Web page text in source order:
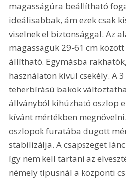
magasságúra beállítható
ideálisabbak, ám ezek csak
viselnek el biztonsággal. Az
magasságuk 29-61 cm
állítható. Egymásba
használaton kívül csekély. A
teherbírású bakok
állványból kihúzható oszlop
kívánt mértékben
oszlopok furatába dugott
stabilizálja. A csapszeget
így nem kell tartani az
némely típusnál a központi